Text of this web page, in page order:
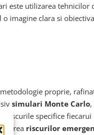
este utilizarea tehnicilor
imagine clara si
proprie,
simulari Monte Carlo
riscurile specifice
riscurilor